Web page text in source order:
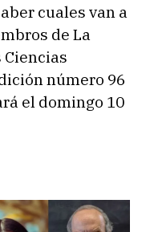
cuales van a
de La
Ciencias
número 96
el domingo 10